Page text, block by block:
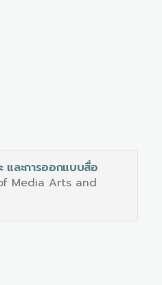
และการออกแบบสื่อ
Media Arts and